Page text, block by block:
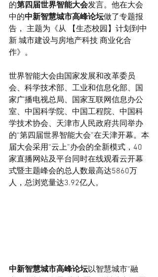
的第四届世界智能大会发言。他在大会
中的中新智慧城市高峰论坛做了专题报
告， 主题为《从 【生态校园】计划到中
新 城市建设与房地产科技 商业化合
作》。
世界智能大会由国家发展和改革委员
会、科学技术部、工业和信息化部、国
家广播电视总局、国家互联网信息办公
室、中国科学院、中国工程院、中国科
学技术协会、天津市人民政府共同举办
的“第四届世界智能大会”在天津开幕。本
届大会采用“云上”办会的全新模式，40
家直播网站及平台同时在线观看云开幕
式暨主题峰会的总人数最高达5860万
人，总浏览量达3.92亿人。
中新智慧城市高峰论坛以智慧城市“融